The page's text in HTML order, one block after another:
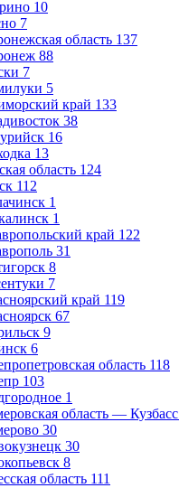
10
7
область 137
88
7
5
край 133
38
16
13
область 124
112
1
1
край 122
31
8
7
край 119
67
9
6
область 118
103
1
область — Кузбасс
30
30
8
область 111